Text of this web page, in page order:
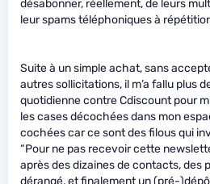
désabonner, réellement, de leurs
leur spams téléphoniques à
Suite à un simple achat, sans
autres sollicitations, il m’a fallu plus
quotidienne contre Cdiscount pour
les cases décochées dans mon
cochées car ce sont des filous qui
“Pour ne pas recevoir cette
après des dizaines de contacts, des